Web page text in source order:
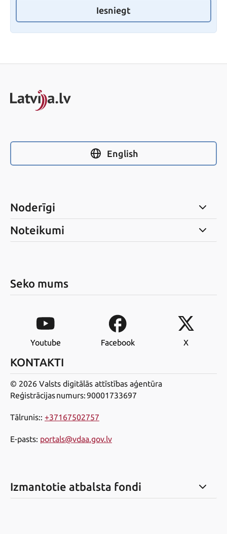
Iesniegt
English
Noderīgi
Noteikumi
Seko mums
Youtube Facebook X
KONTAKTI
© 2026 Valsts digitālās attīstības aģentūra
Reģistrācijas numurs: 90001733697
Tālrunis:: +37167502757
E-pasts: portals@vdaa.gov.lv
Izmantotie atbalsta fondi